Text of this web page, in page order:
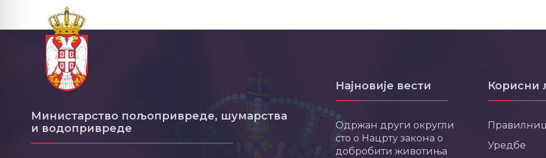
Министарство пољопривреде, шумарства
и водопривреде
Најновије вести
Одржан други округли
сто о Нацрту закона о
добробити животиња
Корисни
Уредбе